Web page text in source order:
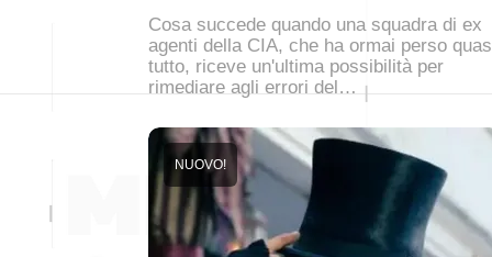
Cosa succede quando una squadra di ex
agenti della CIA, che ha ormai perso
tutto, riceve un'ultima possibilità per
rimediare agli errori del…
NUOVO!